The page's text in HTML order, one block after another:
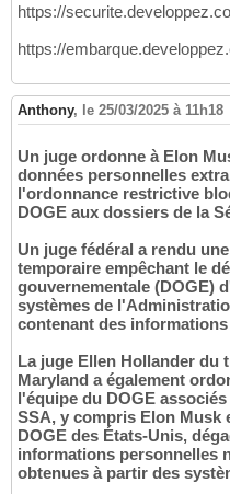
https://
https://
Anthony, le 25/03/2025 à 11h18
Un juge ordonne à Elon
données personnelles
l'ordonnance restrictive
DOGE aux dossiers de la
Un juge fédéral a rendu
temporaire empêchant le
gouvernementale (DOGE)
systèmes de
contenant des
La juge Ellen Hollander du
Maryland a également
l'équipe du DOGE
SSA, y compris Elon Musk
DOGE des États-Unis,
informations personnelles
obtenues à partir des